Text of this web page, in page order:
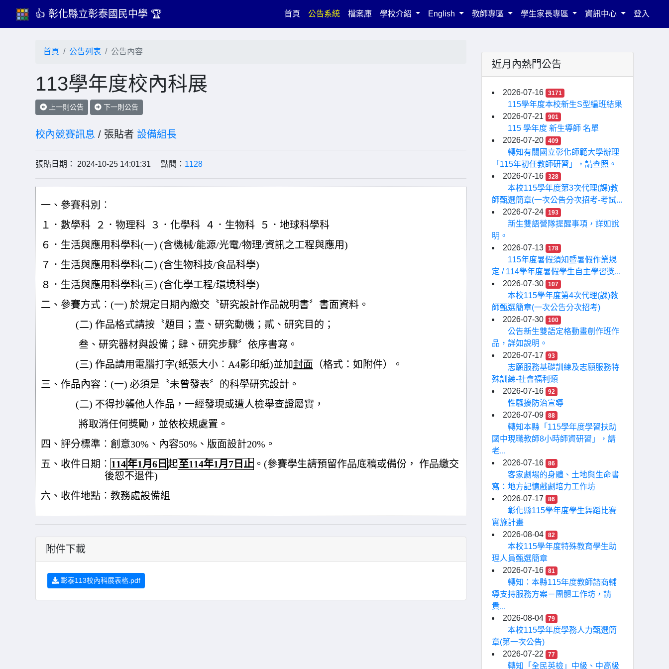
👍 彰化縣立彰泰國民中學 🏆 首頁(current)
公告系統 檔案庫 學校介紹 English 教師專區 學生家長專區 資訊中心 登入
首頁 公告列表 公告內容
113學年度校內科展
上一則公告 下一則公告
校內競賽訊息 / 張貼者 設備組長
張貼日期： 2024-10-25 14:01:31 點閱： 1128
一、參賽科別︰
１．數學科 ２．物理科 ３．化學科 ４．生物科 ５．地球科學科
６．生活與應用科學科(一) (含機械/能源/光電/物理/資訊之工程與應用)
７．生活與應用科學科(二) (含生物科技/食品科學)
８．生活與應用科學科(三) (含化學工程/環境科學)
二、參賽方式︰(一) 於規定日期內繳交〝研究設計作品說明書〞書面資料。
(二) 作品格式請按〝題目；壹、研究動機；貳、研究目的；
叁、研究器材與設備；肆、研究步驟〞依序書寫。
(三) 作品請用電腦打字(紙張大小︰A4影印紙)並加封面 （格式：如附件）。
三、作品內容︰(一) 必須是〝未曾發表〞的科學研究設計。
(二) 不得抄襲他人作品，一經發現或遭人檢舉查證屬實，
將取消任何獎勵，並依校規處置。
四、評分標準︰創意30%、內容50%、版面設計20%。
五、收件日期︰ 114年1月6日 起至114年1月7日止 。(參賽學生請預留作品底稿或備份， 作品繳交
後恕不退件)
六、收件地點︰教務處設備組
附件下載
彰泰113校內科展表格.pdf
近月內熱門公告
2026-07-16 3171
115學年度本校新生S型編班結果
2026-07-21
901
115 學年度 新生導師 名單
2026-07-20
409
轉知有關國立彰化師範大學辦理
「115年初任教師研習」，請查照。
2026-07-16
328
本校115學年度第3次代理(課)教
師甄選簡章(一次公告分次招考-考試...
2026-07-24
193
新生雙語營隊提醒事項，詳如說
明。
2026-07-13
178
115年度暑假須知暨暑假作業規
定 / 114學年度暑假學生自主學習獎...
2026-07-30
107
本校115學年度第4次代理(課)教
師甄選簡章(一次公告分次招考)
2026-07-30
100
公告新生雙語定格動畫創作班作
品，詳如說明。
2026-07-17
93
志願服務基礎訓練及志願服務特
殊訓練-社會福利類
2026-07-16
92
性騷擾防治宣導
2026-07-09
88
轉知本縣「115學年度學習扶助
國中現職教師8小時師資研習」，請
老...
2026-07-16
86
客家劇場的身體、土地與生命書
寫：地方記憶戲劇培力工作坊
2026-07-17
86
彰化縣115學年度學生舞蹈比賽
實施計畫
2026-08-04
82
本校115學年度特殊教育學生助
理人員甄選簡章
2026-07-16
81
轉知：本縣115年度教師諮商輔
導支持服務方案－團體工作坊，請
貴...
2026-08-04
79
本校115學年度學務人力甄選簡
章(第一次公告)
2026-07-22
77
轉知「全民英檢」中級、中高級